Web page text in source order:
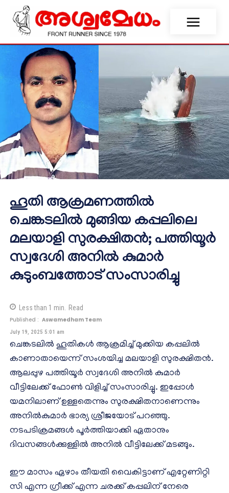
ഹൂതി ആക്രമണത്തിൽ
ചെങ്കടലിൽ മുങ്ങിയ കപ്പലിലെ
മലയാളി സുരക്ഷിതൻ; പത്തിയൂർ
സ്വദേശി അനിൽ കുമാർ
കുടുംബത്തോട് സംസാരിച്ചു
Less than 1 min. Read
Published : Aswamedham Team
July 19, 2025 5:01 am
ചെങ്കടലിൽ ഹൂതികൾ ആക്രമിച്ച് മുക്കിയ കപ്പലിൽ
കാണാതായെന്ന് സംശയിച്ച മലയാളി സുരക്ഷിതൻ.
ആലപ്പുഴ പത്തിയൂർ സ്വദേശി അനിൽ കുമാർ
വീട്ടിലേക്ക് ഫോൺ വിളിച്ച് സംസാരിച്ചു. ഇപ്പോൾ
യമനിലാണ് ഉള്ളതെന്നും സുരക്ഷിതനാണെന്നും
അനിൽകുമാർ ഭാര്യ ശ്രീജയോട് പറഞ്ഞു.
നടപടിക്രമങ്ങൾ പൂർത്തിയാക്കി ഏതാനും
ദിവസങ്ങൾക്കുള്ളിൽ അനിൽ വീട്ടിലേക്ക് മടങ്ങും.
ഈ മാസം ഏഴാം തീയതി വൈകിട്ടാണ് എറ്റേണിറ്റി
സി എന്ന ഗ്രീക്ക് എന്ന ചരക്ക് കപ്പലിന് നേരെ